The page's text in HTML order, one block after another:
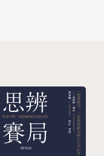
資歷逾25年，操
次交易經驗，
法，手把手教你
準確率的交易能
富。
是帳面虧損的股
易的素質